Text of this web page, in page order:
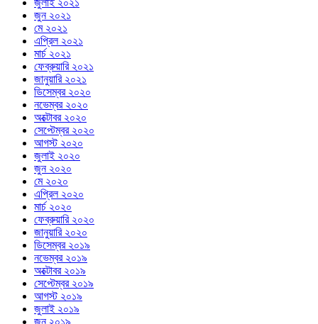
জুন ২০২১
মে ২০২১
এপ্রিল ২০২১
মার্চ ২০২১
ফেব্রুয়ারি ২০২১
জানুয়ারি ২০২১
ডিসেম্বর ২০২০
নভেম্বর ২০২০
অক্টোবর ২০২০
সেপ্টেম্বর ২০২০
আগস্ট ২০২০
জুলাই ২০২০
জুন ২০২০
মে ২০২০
এপ্রিল ২০২০
মার্চ ২০২০
ফেব্রুয়ারি ২০২০
জানুয়ারি ২০২০
ডিসেম্বর ২০১৯
নভেম্বর ২০১৯
অক্টোবর ২০১৯
সেপ্টেম্বর ২০১৯
আগস্ট ২০১৯
জুলাই ২০১৯
জুন ২০১৯